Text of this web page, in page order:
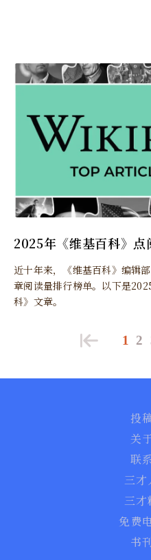
2025年《维基百科》点
近十年来，《维基百科》编辑
章阅读量排行榜单。以下是
科》文章。
1 2
投
关
联
三
三
免费
书